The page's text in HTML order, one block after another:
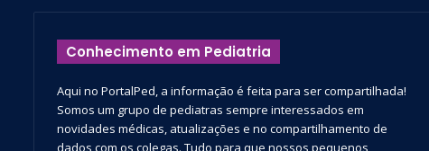
Conhecimento em Pediatria
Aqui no PortalPed, a informação é feita para ser compartilhada!
Somos um grupo de pediatras sempre interessados em
novidades médicas, atualizações e no compartilhamento de
dados com os colegas. Tudo para que nossos pequenos